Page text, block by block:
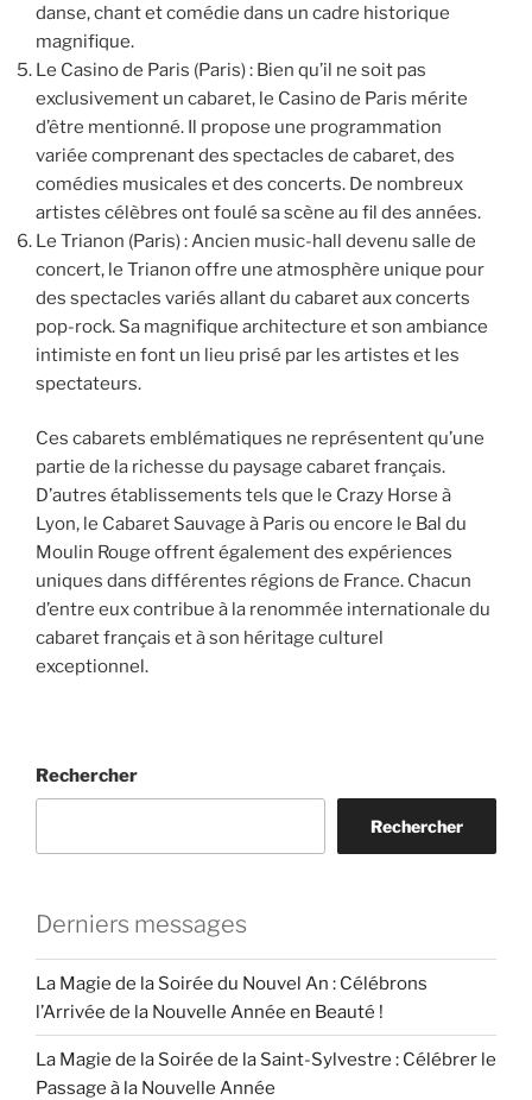
danse, chant et comédie dans un cadre historique
magnifique.
Le Casino de Paris (Paris) : Bien qu’il ne soit pas
exclusivement un cabaret, le Casino de Paris mérite
d’être mentionné. Il propose une programmation
variée comprenant des spectacles de cabaret, des
comédies musicales et des concerts. De nombreux
artistes célèbres ont foulé sa scène au fil des années.
Le Trianon (Paris) : Ancien music-hall devenu salle de
concert, le Trianon offre une atmosphère unique pour
des spectacles variés allant du cabaret aux concerts
pop-rock. Sa magnifique architecture et son ambiance
intimiste en font un lieu prisé par les artistes et les
spectateurs.
Ces cabarets emblématiques ne représentent qu’une
partie de la richesse du paysage cabaret français.
D’autres établissements tels que le Crazy Horse à
Lyon, le Cabaret Sauvage à Paris ou encore le Bal du
Moulin Rouge offrent également des expériences
uniques dans différentes régions de France. Chacun
d’entre eux contribue à la renommée internationale du
cabaret français et à son héritage culturel
exceptionnel.
Rechercher
Rechercher
Derniers messages
La Magie de la Soirée du Nouvel An : Célébrons
l’Arrivée de la Nouvelle Année en Beauté !
La Magie de la Soirée de la Saint-Sylvestre : Célébrer le
Passage à la Nouvelle Année